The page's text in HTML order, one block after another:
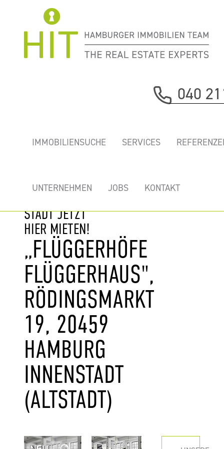
040
IMMOBILIENSUCHE SERVICES
UNTERNEHMEN JOBS KONTAKT
„FLÜGGERHÖFE
NEUBAUBÜROS
STADT JETZT
HIER MIETEN!
„FLÜGGERHÖFE
FLÜGGERHAUS",
RÖDINGSMARKT
19, 20459
HAMBURG
INNENSTADT
(ALTSTADT)